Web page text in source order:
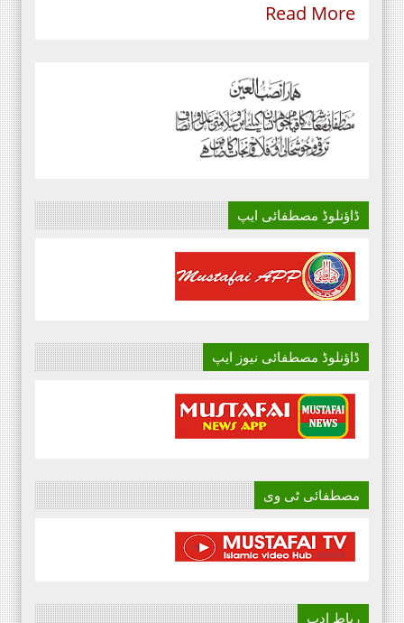
Read More
ڈاؤنلوڈ مصطفائی ایپ
ڈاؤنلوڈ مصطفائی نیوز ایپ
مصطفائی ٹی وی
رباط ادب